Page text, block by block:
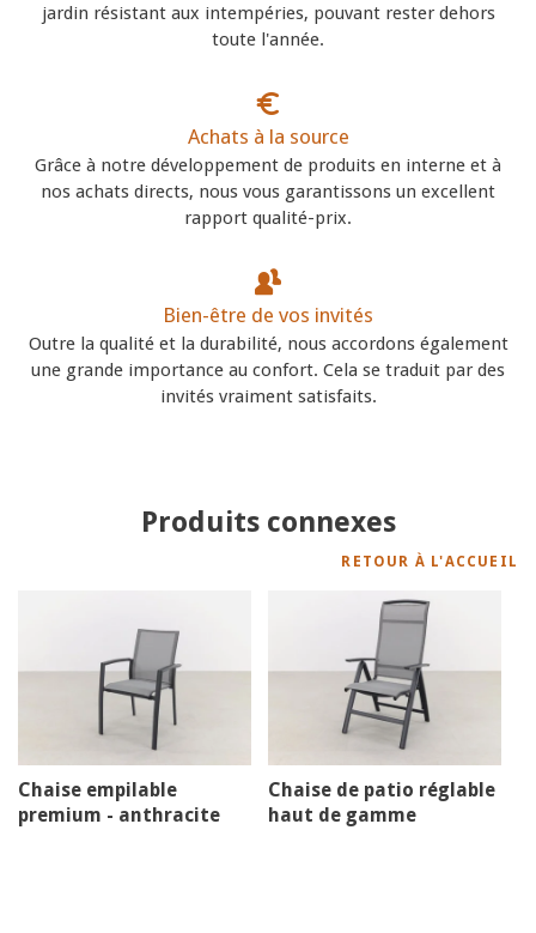
jardin résistant aux intempéries, pouvant rester dehors
toute l'année.
Achats à la source
Grâce à notre développement de produits en interne et à
nos achats directs, nous vous garantissons un excellent
rapport qualité-prix.
Bien-être de vos invités
Outre la qualité et la durabilité, nous accordons également
une grande importance au confort. Cela se traduit par des
invités vraiment satisfaits.
Produits connexes
RETOUR À L'ACCUEIL
Chaise empilable
premium - anthracite
Chaise de patio réglable
haut de gamme